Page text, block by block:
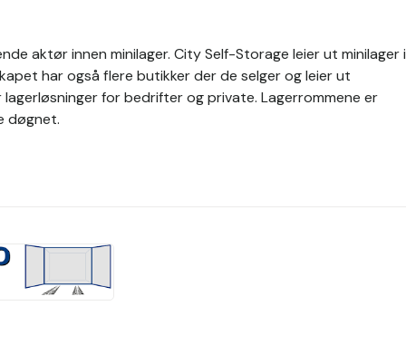
aktør innen minilager. City Self-Storage leier ut minilager i
har også flere butikker der de selger og leier ut
for bedrifter og private. Lagerrommene er
døgnet.